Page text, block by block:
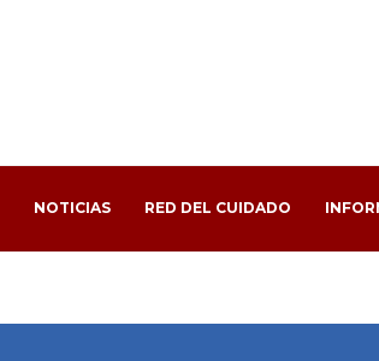
NOTICIAS RED DEL CUIDADO